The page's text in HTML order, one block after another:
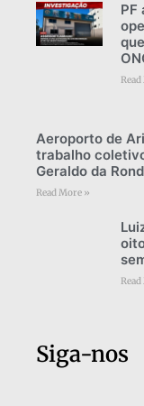
PF
Aeroporto de
trabalho
Geraldo da
Read More »
Siga-nos